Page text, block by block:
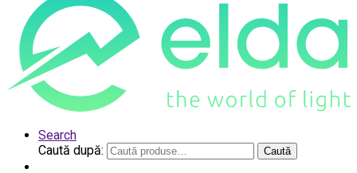
Search
Caută după:
Caută